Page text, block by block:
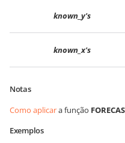
known_y's
known_x's
Notas
Como aplicara função
Exemplos